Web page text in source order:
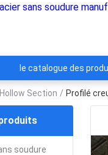
le catalogue des
Hollow Section / Profilé
soudure